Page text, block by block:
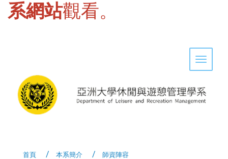
系網站觀看。
Toggle
首頁 本系簡介 師資陣容